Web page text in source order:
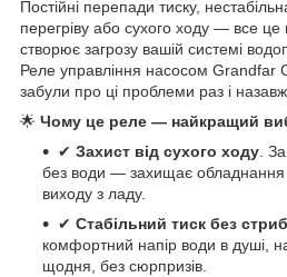
Постійні перепади тиску,
перегріву або сухого ходу — все
створює загрозу вашій системі
Реле управління насосом Grandfar
забули про ці проблеми раз і
🌟 Чому це реле — найкращий
✔ Захист від сухого ходу .
без води — захищає обладнання
виходу з ладу.
✔ Стабільний тиск без
комфортний напір води в душі,
щодня, без сюрпризів.